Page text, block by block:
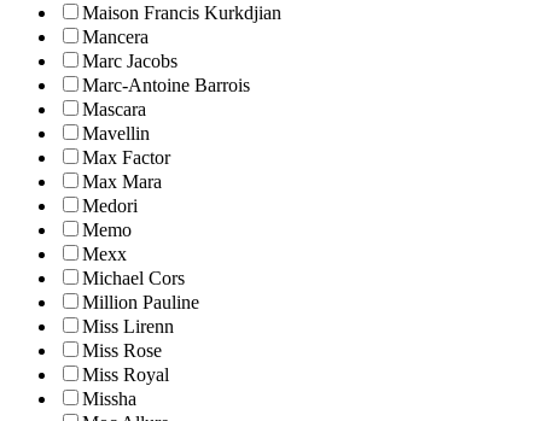
Maison Francis Kurkdjian
Mancera
Marc Jacobs
Marc-Antoine Barrois
Mascara
Mavellin
Max Factor
Max Mara
Medori
Memo
Mexx
Michael Cors
Million Pauline
Miss Lirenn
Miss Rose
Miss Royal
Missha